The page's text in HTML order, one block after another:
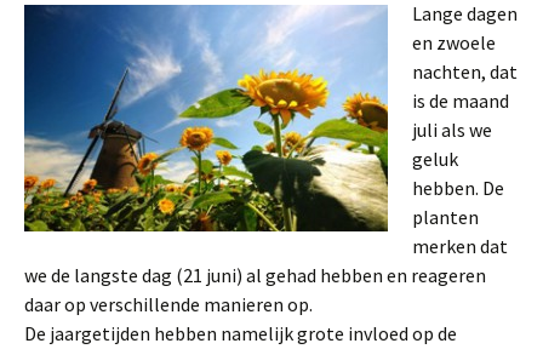
Lange dagen
en zwoele
nachten, dat
is de maand
juli als we
geluk
hebben. De
planten
merken dat
we de langste dag (21 juni) al gehad hebben en reageren
daar op verschillende manieren op.
De jaargetijden hebben namelijk grote invloed op de